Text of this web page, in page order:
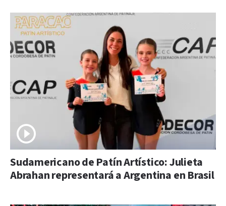
Sudamericano de Patín Artístico: Julieta
Abrahan representará a Argentina en Brasil